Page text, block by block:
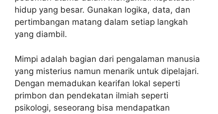
hidup yang besar. Gunakan logika, data, dan
pertimbangan matang dalam setiap langkah
yang diambil.
Mimpi adalah bagian dari pengalaman manusia
yang misterius namun menarik untuk dipelajari.
Dengan memadukan kearifan lokal seperti
primbon dan pendekatan ilmiah seperti
psikologi, seseorang bisa mendapatkan